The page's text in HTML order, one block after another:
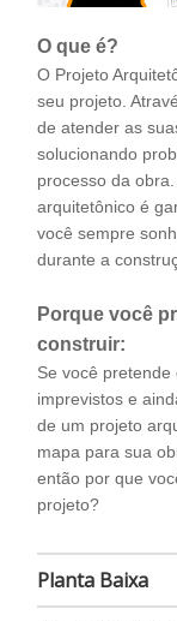
O que é?
O Projeto
seu projeto.
de atender as
solucionando
processo da
arquitetônico é
você sempre
durante a
Porque você
construir:
Se você
imprevistos e
de um projeto
mapa para sua
então por que
projeto?
Planta Baixa